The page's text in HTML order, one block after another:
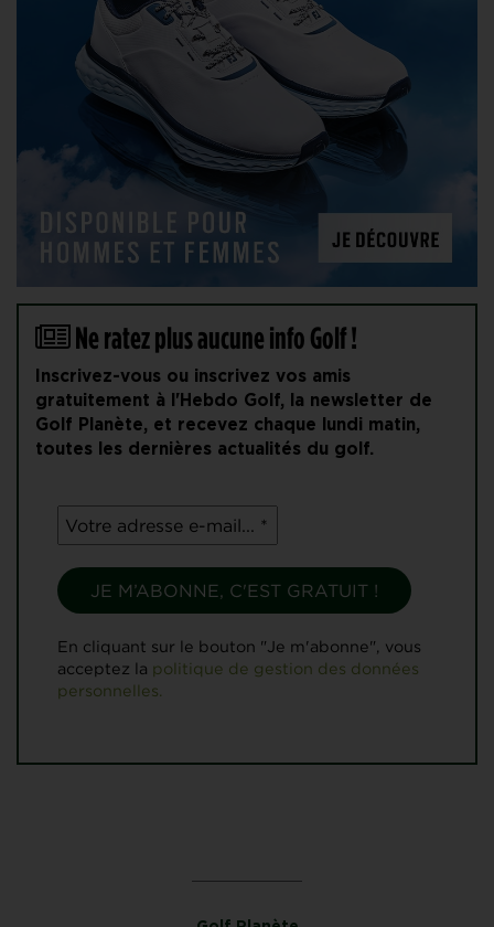
Ne ratez plus aucune info Golf !
Inscrivez-vous ou inscrivez vos amis
gratuitement à l'Hebdo Golf, la newsletter de
Golf Planète, et recevez chaque lundi matin,
toutes les dernières actualités du golf.
En cliquant sur le bouton "Je m'abonne", vous
acceptez la politique de gestion des données
personnelles.